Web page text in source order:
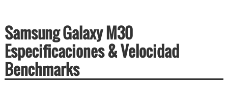
Samsung Galaxy M30
Especificaciones & Velocidad
Benchmarks